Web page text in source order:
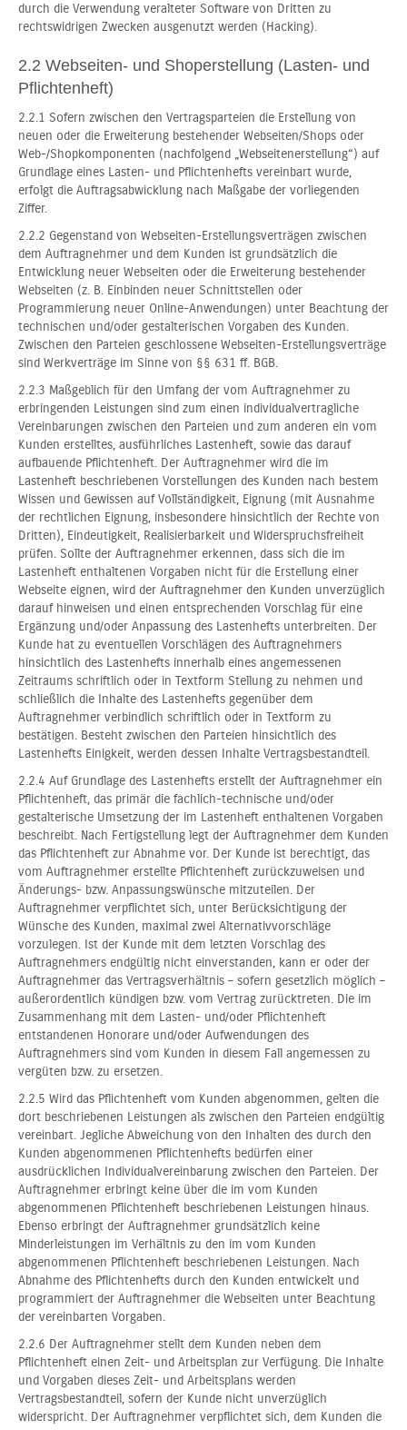
durch die Verwendung veralteter Software von Dritten zu
rechtswidrigen Zwecken ausgenutzt werden (Hacking).
2.2 Webseiten- und Shoperstellung (Lasten- und
Pflichtenheft)
2.2.1 Sofern zwischen den Vertragsparteien die Erstellung von
neuen oder die Erweiterung bestehender Webseiten/Shops oder
Web-/Shopkomponenten (nachfolgend „Webseitenerstellung“) auf
Grundlage eines Lasten- und Pflichtenhefts vereinbart wurde,
erfolgt die Auftragsabwicklung nach Maßgabe der vorliegenden
Ziffer.
2.2.2 Gegenstand von Webseiten-Erstellungsverträgen zwischen
dem Auftragnehmer und dem Kunden ist grundsätzlich die
Entwicklung neuer Webseiten oder die Erweiterung bestehender
Webseiten (z. B. Einbinden neuer Schnittstellen oder
Programmierung neuer Online-Anwendungen) unter Beachtung der
technischen und/oder gestalterischen Vorgaben des Kunden.
Zwischen den Parteien geschlossene Webseiten-Erstellungsverträge
sind Werkverträge im Sinne von §§ 631 ff. BGB.
2.2.3 Maßgeblich für den Umfang der vom Auftragnehmer zu
erbringenden Leistungen sind zum einen individualvertragliche
Vereinbarungen zwischen den Parteien und zum anderen ein vom
Kunden erstelltes, ausführliches Lastenheft, sowie das darauf
aufbauende Pflichtenheft. Der Auftragnehmer wird die im
Lastenheft beschriebenen Vorstellungen des Kunden nach bestem
Wissen und Gewissen auf Vollständigkeit, Eignung (mit Ausnahme
der rechtlichen Eignung, insbesondere hinsichtlich der Rechte von
Dritten), Eindeutigkeit, Realisierbarkeit und Widerspruchsfreiheit
prüfen. Sollte der Auftragnehmer erkennen, dass sich die im
Lastenheft enthaltenen Vorgaben nicht für die Erstellung einer
Webseite eignen, wird der Auftragnehmer den Kunden unverzüglich
darauf hinweisen und einen entsprechenden Vorschlag für eine
Ergänzung und/oder Anpassung des Lastenhefts unterbreiten. Der
Kunde hat zu eventuellen Vorschlägen des Auftragnehmers
hinsichtlich des Lastenhefts innerhalb eines angemessenen
Zeitraums schriftlich oder in Textform Stellung zu nehmen und
schließlich die Inhalte des Lastenhefts gegenüber dem
Auftragnehmer verbindlich schriftlich oder in Textform zu
bestätigen. Besteht zwischen den Parteien hinsichtlich des
Lastenhefts Einigkeit, werden dessen Inhalte Vertragsbestandteil.
2.2.4 Auf Grundlage des Lastenhefts erstellt der Auftragnehmer ein
Pflichtenheft, das primär die fachlich-technische und/oder
gestalterische Umsetzung der im Lastenheft enthaltenen Vorgaben
beschreibt. Nach Fertigstellung legt der Auftragnehmer dem Kunden
das Pflichtenheft zur Abnahme vor. Der Kunde ist berechtigt, das
vom Auftragnehmer erstellte Pflichtenheft zurückzuweisen und
Änderungs- bzw. Anpassungswünsche mitzuteilen. Der
Auftragnehmer verpflichtet sich, unter Berücksichtigung der
Wünsche des Kunden, maximal zwei Alternativvorschläge
vorzulegen. Ist der Kunde mit dem letzten Vorschlag des
Auftragnehmers endgültig nicht einverstanden, kann er oder der
Auftragnehmer das Vertragsverhältnis – sofern gesetzlich möglich –
außerordentlich kündigen bzw. vom Vertrag zurücktreten. Die im
Zusammenhang mit dem Lasten- und/oder Pflichtenheft
entstandenen Honorare und/oder Aufwendungen des
Auftragnehmers sind vom Kunden in diesem Fall angemessen zu
vergüten bzw. zu ersetzen.
2.2.5 Wird das Pflichtenheft vom Kunden abgenommen, gelten die
dort beschriebenen Leistungen als zwischen den Parteien endgültig
vereinbart. Jegliche Abweichung von den Inhalten des durch den
Kunden abgenommenen Pflichtenhefts bedürfen einer
ausdrücklichen Individualvereinbarung zwischen den Parteien. Der
Auftragnehmer erbringt keine über die im vom Kunden
abgenommenen Pflichtenheft beschriebenen Leistungen hinaus.
Ebenso erbringt der Auftragnehmer grundsätzlich keine
Minderleistungen im Verhältnis zu den im vom Kunden
abgenommenen Pflichtenheft beschriebenen Leistungen. Nach
Abnahme des Pflichtenhefts durch den Kunden entwickelt und
programmiert der Auftragnehmer die Webseiten unter Beachtung
der vereinbarten Vorgaben.
2.2.6 Der Auftragnehmer stellt dem Kunden neben dem
Pflichtenheft einen Zeit- und Arbeitsplan zur Verfügung. Die Inhalte
und Vorgaben dieses Zeit- und Arbeitsplans werden
Vertragsbestandteil, sofern der Kunde nicht unverzüglich
widerspricht. Der Auftragnehmer verpflichtet sich, dem Kunden die